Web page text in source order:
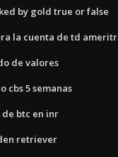
by gold true or false
la cuenta de td
de valores
cbs 5 semanas
btc en inr
retriever